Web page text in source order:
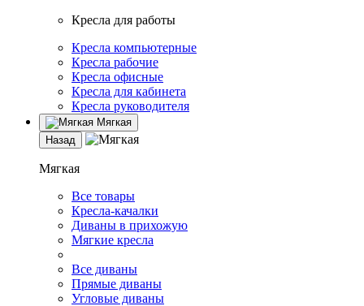
Кресла для работы
Кресла компьютерные
Кресла рабочие
Кресла офисные
Кресла для кабинета
Кресла руководителя
Мягкая
Назад
Мягкая
Все товары
Кресла-качалки
Диваны в прихожую
Мягкие кресла
Все диваны
Прямые диваны
Угловые диваны